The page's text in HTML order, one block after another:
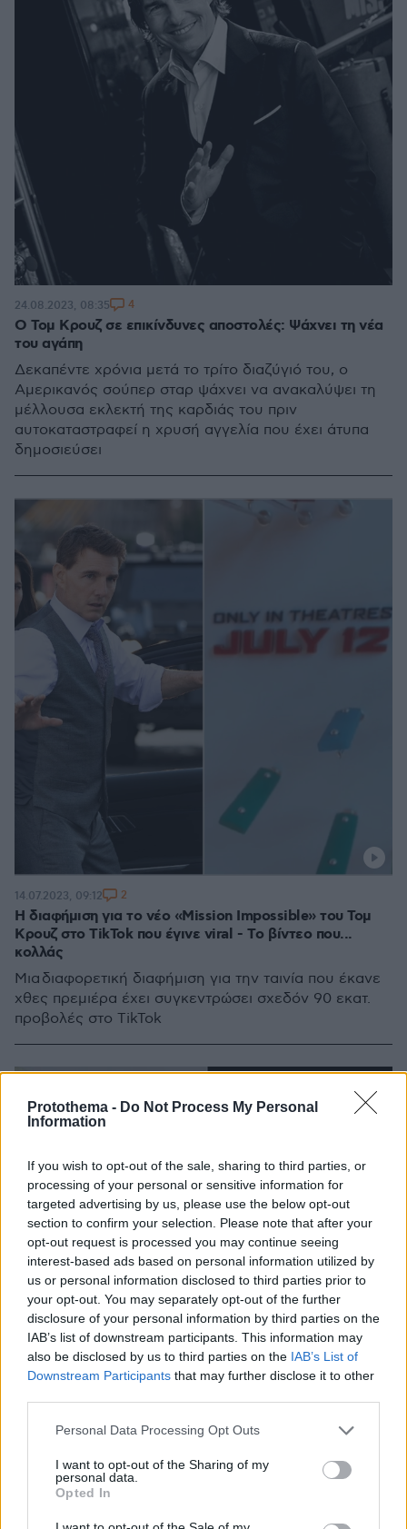
Protothema - Do Not Process My Personal
Information
If you wish to opt-out of the sale, sharing to third parties, or
processing of your personal or sensitive information for
targeted advertising by us, please use the below opt-out
section to confirm your selection. Please note that after your
opt-out request is processed you may continue seeing
interest-based ads based on personal information utilized by
us or personal information disclosed to third parties prior to
your opt-out. You may separately opt-out of the further
disclosure of your personal information by third parties on the
IAB’s list of downstream participants. This information may
also be disclosed by us to third parties on the IAB’s List of
Downstream Participants that may further disclose it to other
Please note that this website/app uses one or more Google
not limited to your visit or usage behaviour. You may click to
grant or deny consent to Google and its third-party tags to
use your data for below specified purposes in below Google
consent section.
Personal Data Processing Opt Outs
I want to opt-out of the Sharing of my
personal data.
Opted In
Ο Τομ Κρουζ σε επικίνδυνες αποστολές: Ψάχνει τη νέα
του αγάπη
Δεκαπέντε χρόνια μετά το τρίτο διαζύγιό του, ο
Αμερικανός σούπερ σταρ ψάχνει να ανακαλύψει τη
μέλλουσα εκλεκτή της καρδιάς του πριν
αυτοκαταστραφεί η χρυσή αγγελία που έχει άτυπα
δημοσιεύσει
24.08.2023, 08:35 4
Η διαφήμιση για το νέο «Mission Impossible» του Τομ
Κρουζ στο TikTok που έγινε viral - Tο βίντεο που...
κολλάς
Μια διαφορετική διαφήμιση για την ταινία που έκανε
χθες πρεμιέρα έχει συγκεντρώσει σχεδόν 90 εκατ.
προβολές στο TikTok
14.07.2023, 09:12 2
Κέιτ Γουίνσλετ: Έσπασε το ρεκόρ του Τομ Κρουζ σε
υποβρύχια κινηματογραφική λήψη
12.11.2020, 18:02